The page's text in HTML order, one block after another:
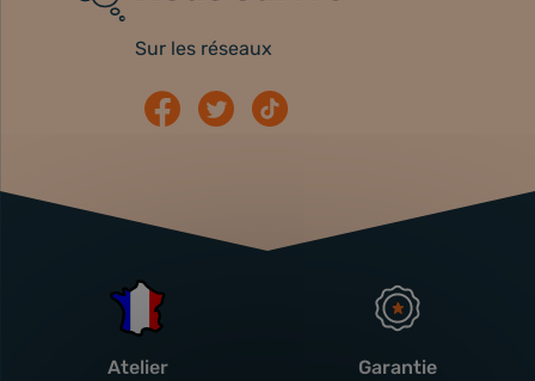
Sur les réseaux
Atelier
Garantie